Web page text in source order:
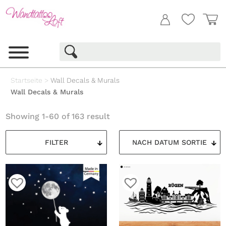
Startseite >Wall Decals & Murals
Wall Decals & Murals
FILTER
Showing 1-60 of 163 result